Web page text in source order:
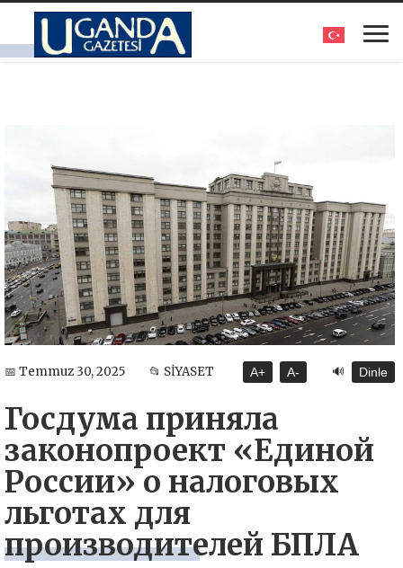
📅 Temmuz 30, 2025 📂 SİYASET A+ A- 🔊 Dinle
Госдума приняла
законопроект «Единой
России» о налоговых
льготах для
производителей БПЛА